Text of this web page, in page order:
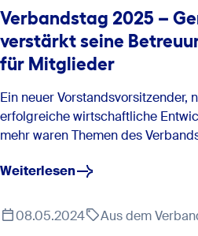
Verbandstag 2025 –
verstärkt seine
für Mitglieder
Ein neuer Vorstandsvorsitzender,
erfolgreiche wirtschaftliche
mehr waren Themen des
Weiterlesen
08.05.2024 Aus dem